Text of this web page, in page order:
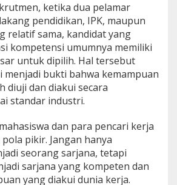
ketika dua pelamar
pendidikan, IPK, maupun
relatif sama, kandidat yang
kompetensi umumnya memiliki
untuk dipilih. Hal tersebut
menjadi bukti bahwa kemampuan
diuji dan diakui secara
standar industri.
dan para pencari kerja
pikir. Jangan hanya
seorang sarjana, tetapi
sarjana yang kompeten dan
yang diakui dunia kerja.